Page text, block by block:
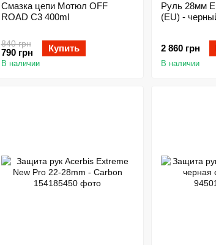
Смазка цепи Мотюл OFF
ROAD C3 400ml
840 грн
790 грн Купить
В наличии
Руль 28мм
(EU) -
2 860 грн
В наличии